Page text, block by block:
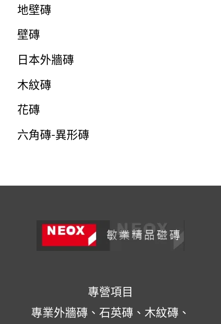
地壁磚
壁磚
日本外牆磚
木紋磚
花磚
六角磚-異形磚
專營項目
專業外牆磚、石英磚、木紋磚、